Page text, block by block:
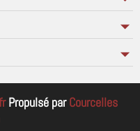
Propulsé parCourcelles